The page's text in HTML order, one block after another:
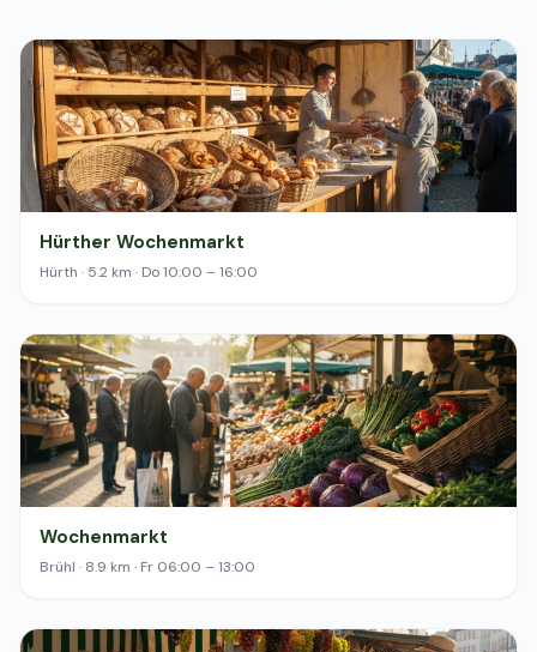
Hürther Wochenmarkt
Hürth · 5.2 km · Do 10:00 – 16:00
Wochenmarkt
Brühl · 8.9 km · Fr 06:00 – 13:00